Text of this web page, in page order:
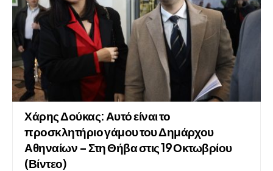
Χάρης Δούκας: Αυτό είναι το
προσκλητήριο γάμου του Δημάρχου
Αθηναίων – Στη Θήβα στις 19 Οκτωβρίου
(Βίντεο)